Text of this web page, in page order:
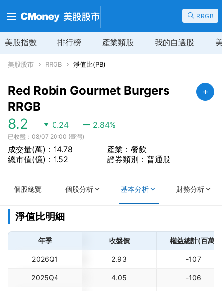
RRGB
美股指數 排行榜 產業類股 我的自選股
美股股市 RRGB 淨值比(PB)
Red Robin Gourmet Burgers
RRGB
8.2 0.24 2.84%
已收盤：08/07 20:00 (臺灣)
成交量(萬)：14.78
總市值(億)：1.52
產業：餐飲
證券類別：普通股
個股總覽 個股分析 基本分析 財務分析
淨值比明細
年季 收盤價 權益總計(百萬)
2026Q1 2.93 -107
2025Q4 4.05 -106